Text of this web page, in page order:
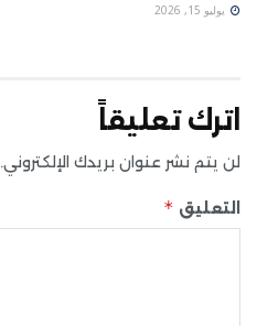
يوليو 15, 2026
اترك تعليقاً
لن يتم نشر عنوان بريدك الإلكتروني.
التعليق *